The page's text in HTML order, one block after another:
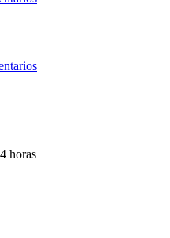
horas